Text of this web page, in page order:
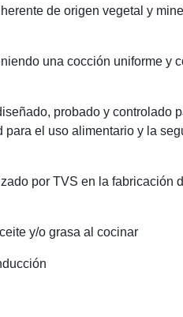
de origen vegetal y
una cocción uniforme y
probado y controlado
el uso alimentario y la
por TVS en la fabricación
y/o grasa al cocinar